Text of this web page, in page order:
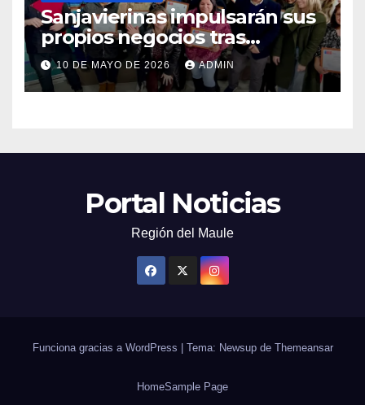
Sanjavierinas impulsarán sus
propios negocios tras
capacitarse junto al FOSIS
10 DE MAYO DE 2026 ADMIN
Portal Noticias
Región del Maule
Funciona gracias a WordPress Tema: Newsup de Themeansar
HomeSample Page